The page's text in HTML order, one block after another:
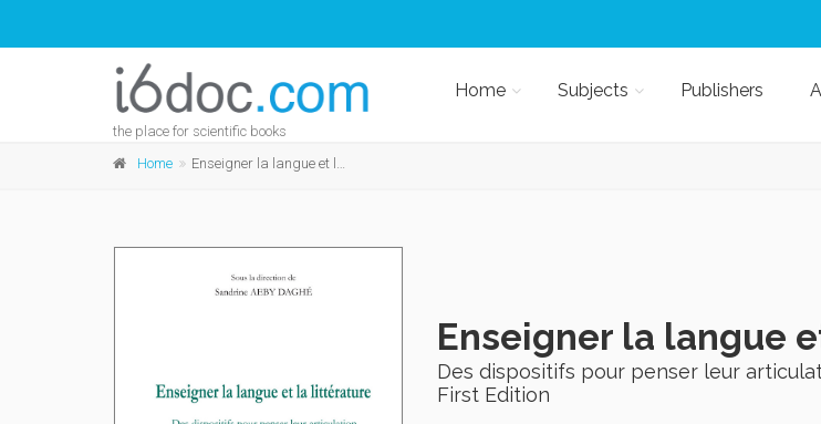
the place for scientific books
Home Subjects Publishers
Home Enseigner la langue et la littérature
Enseigner la langue
Des dispositifs pour penser leur
First Edition